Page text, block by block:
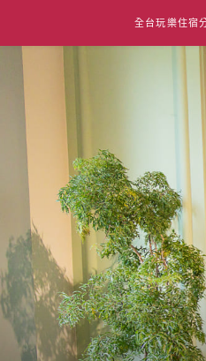
content
全台玩樂住宿